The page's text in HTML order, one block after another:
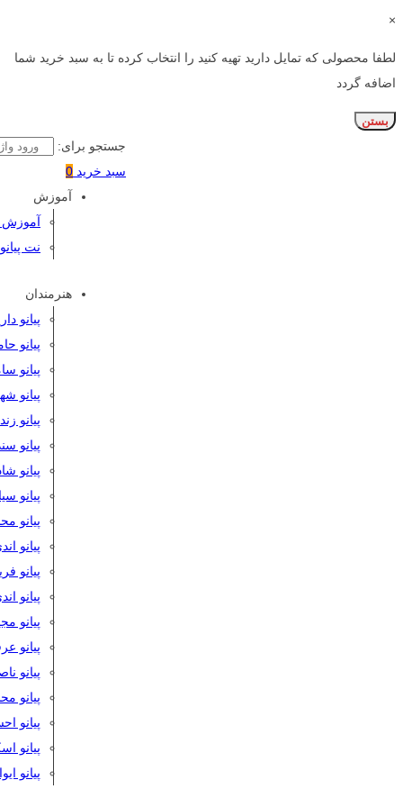
×
لطفا محصولی که تمایل دارید تهیه کنید را انتخاب کرده تا به سبد خرید شما
اضافه گردد
بستن
جستجو برای:
سبد خرید 0
آموزش
آموزش
نت پیانو
هنرمندان
پیانو
پیانو
پیانو
پیانو
پیانو
پیانو
پیانو
پیانو
پیانو
پیانو
پیانو
پیانو
پیانو
پیانو
پیانو
پیانو
پیانو
پیانو
پیانو